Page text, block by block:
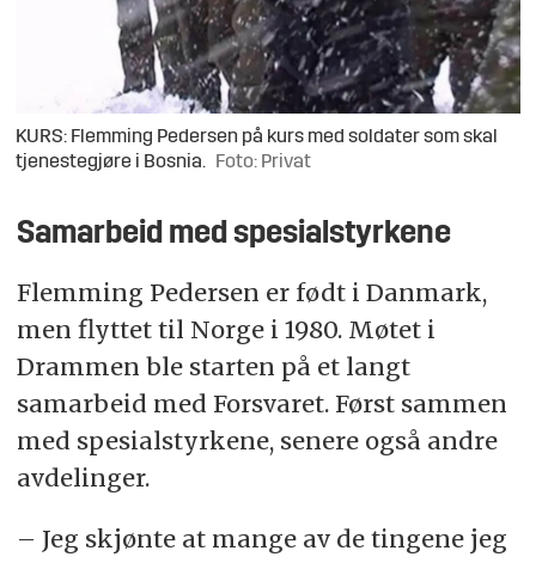
KURS: Flemming Pedersen på kurs med soldater som skal
tjenestegjøre i Bosnia.
Foto: Privat
Samarbeid med spesialstyrkene
Flemming Pedersen er født i Danmark,
men flyttet til Norge i 1980. Møtet i
Drammen ble starten på et langt
samarbeid med Forsvaret. Først sammen
med spesialstyrkene, senere også andre
avdelinger.
– Jeg skjønte at mange av de tingene jeg